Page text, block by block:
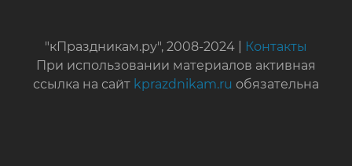
"кПраздникам.ру", 2008-2024 |
Контакты
При использовании материалов активная
ссылка на сайт kprazdnikam.ru обязательна